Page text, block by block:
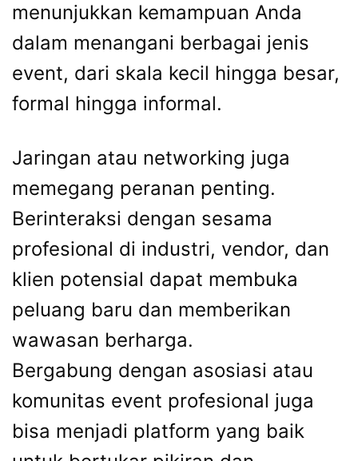
menunjukkan kemampuan Anda
dalam menangani berbagai jenis
event, dari skala kecil hingga besar,
formal hingga informal.
Jaringan atau networking juga
memegang peranan penting.
Berinteraksi dengan sesama
profesional di industri, vendor, dan
klien potensial dapat membuka
peluang baru dan memberikan
wawasan berharga.
Bergabung dengan asosiasi atau
komunitas event profesional juga
bisa menjadi platform yang baik